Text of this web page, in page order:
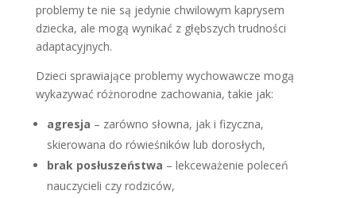
problemy te nie są jedynie chwilowym kaprysem
dziecka, ale mogą wynikać z głębszych trudności
adaptacyjnych.
Dzieci sprawiające problemy wychowawcze mogą
wykazywać różnorodne zachowania, takie jak:
agresja – zarówno słowna, jak i fizyczna,
skierowana do rówieśników lub dorosłych,
brak posłuszeństwa – lekceważenie poleceń
nauczycieli czy rodziców,